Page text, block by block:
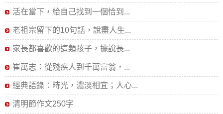
活在當下，給自己找到一個恰到...
老祖宗留下的10句話，說盡人生...
家長都喜歡的這類孩子，據說長...
崔萬志：從殘疾人到千萬富翁，...
經典語錄：時光，濃淡相宜；人心...
清明節作文250字